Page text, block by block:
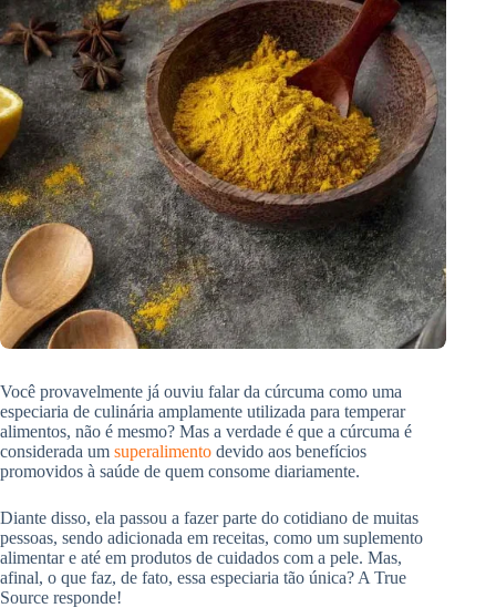
Você provavelmente já ouviu falar da cúrcuma como uma
especiaria de culinária amplamente utilizada para temperar
alimentos, não é mesmo? Mas a verdade é que a cúrcuma é
considerada um superalimento devido aos benefícios
promovidos à saúde de quem consome diariamente.
Diante disso, ela passou a fazer parte do cotidiano de muitas
pessoas, sendo adicionada em receitas, como um suplemento
alimentar e até em produtos de cuidados com a pele. Mas,
afinal, o que faz, de fato, essa especiaria tão única? A True
Source responde!